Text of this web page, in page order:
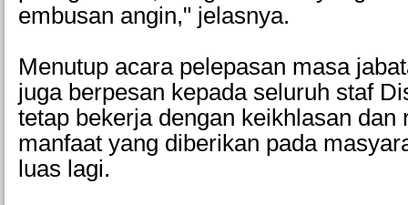
embusan angin," jelasnya.
Menutup acara pelepasan masa
juga berpesan kepada seluruh staf
tetap bekerja dengan keikhlasan dan
manfaat yang diberikan pada
luas lagi.